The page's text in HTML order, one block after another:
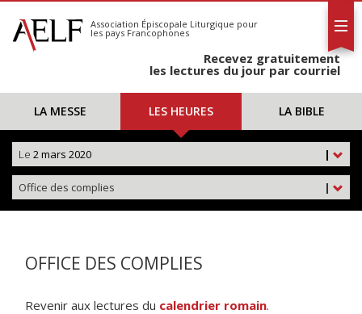
S'abonner
Calendrier
Association Épiscopale Liturgique pour
les pays Francophones
Recevez gratuitement
les lectures du jour par courriel
LA MESSE LES HEURES LA BIBLE
|
Le 2 mars 2020
|
Office des complies
OFFICE DES COMPLIES
Revenir aux lectures du calendrier romain.